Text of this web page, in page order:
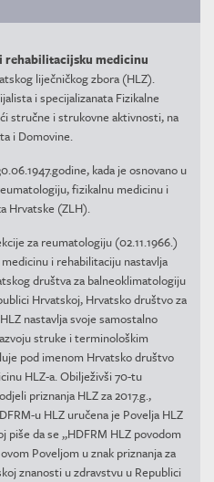
rehabilitacijsku medicinu
liječničkog zbora (HLZ).
i specijalizanata Fizikalne
stručne i strukovne aktivnosti, na
i Domovine.
kada je osnovano u
fizikalnu medicinu i
Hrvatske (ZLH).
za reumatologiju (02.11.1966.)
i rehabilitaciju nastavlja
društva za balneoklimatologiju
Hrvatskoj, Hrvatsko društvo za
nastavlja svoje samostalno
struke i terminološkim
pod imenom Hrvatsko društvo
HLZ-a. Obilježivši 70-tu
priznanja HLZ za 2017.g.,
u HLZ uručena je Povelja HLZ
da se „HDFRM HLZ povodom
Poveljom u znak priznanja za
znanosti u zdravstvu u Republici